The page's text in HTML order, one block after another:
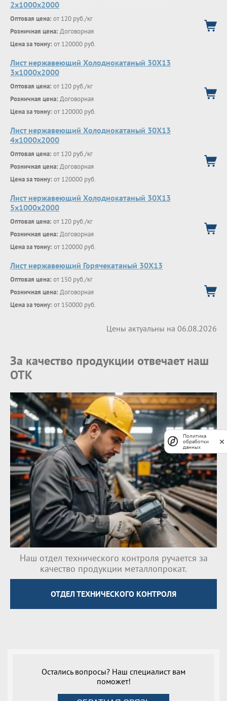
2х1000х2000
Оптовая цена: от 120 руб./кг
Розничная цена: Договорная
Цена за тонну: от 120000 руб.
Лист нержавеющий Холоднокатаный 30Х13
3х1000х2000
Оптовая цена: от 120 руб./кг
Розничная цена: Договорная
Цена за тонну: от 120000 руб.
Лист нержавеющий Холоднокатаный 30Х13
4х1000х2000
Оптовая цена: от 120 руб./кг
Розничная цена: Договорная
Цена за тонну: от 120000 руб.
Лист нержавеющий Холоднокатаный 30Х13
5х1000х2000
Оптовая цена: от 120 руб./кг
Розничная цена: Договорная
Цена за тонну: от 120000 руб.
Лист нержавеющий Горячекатаный 30Х13
Оптовая цена: от 150 руб./кг
Розничная цена: Договорная
Цена за тонну: от 150000 руб.
Цены актуальны на 06.08.2026
За качество продукции отвечает наш
ОТК
Наш отдел технического контроля ручается за
качество продукции металлопрокат.
ОТДЕЛ ТЕХНИЧЕСКОГО КОНТРОЛЯ
Остались вопросы? Наш специалист вам
поможет!
Политика
обработки
данных